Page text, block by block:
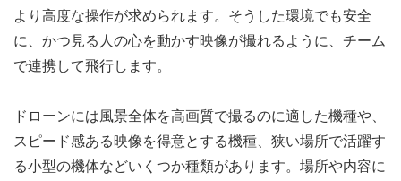
より高度な操作が求められます。そうした環境でも安全
に、かつ見る人の心を動かす映像が撮れるように、チーム
で連携して飛行します。
ドローンには風景全体を高画質で撮るのに適した機種や、
スピード感ある映像を得意とする機種、狭い場所で活躍す
る小型の機体などいくつか種類があります。場所や内容に